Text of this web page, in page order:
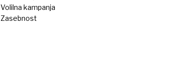
Volilna kampanja
Zasebnost